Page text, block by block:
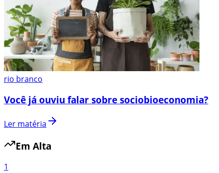
rio branco
Você já ouviu falar sobre sociobioeconomia?
Ler matéria
Em Alta
1